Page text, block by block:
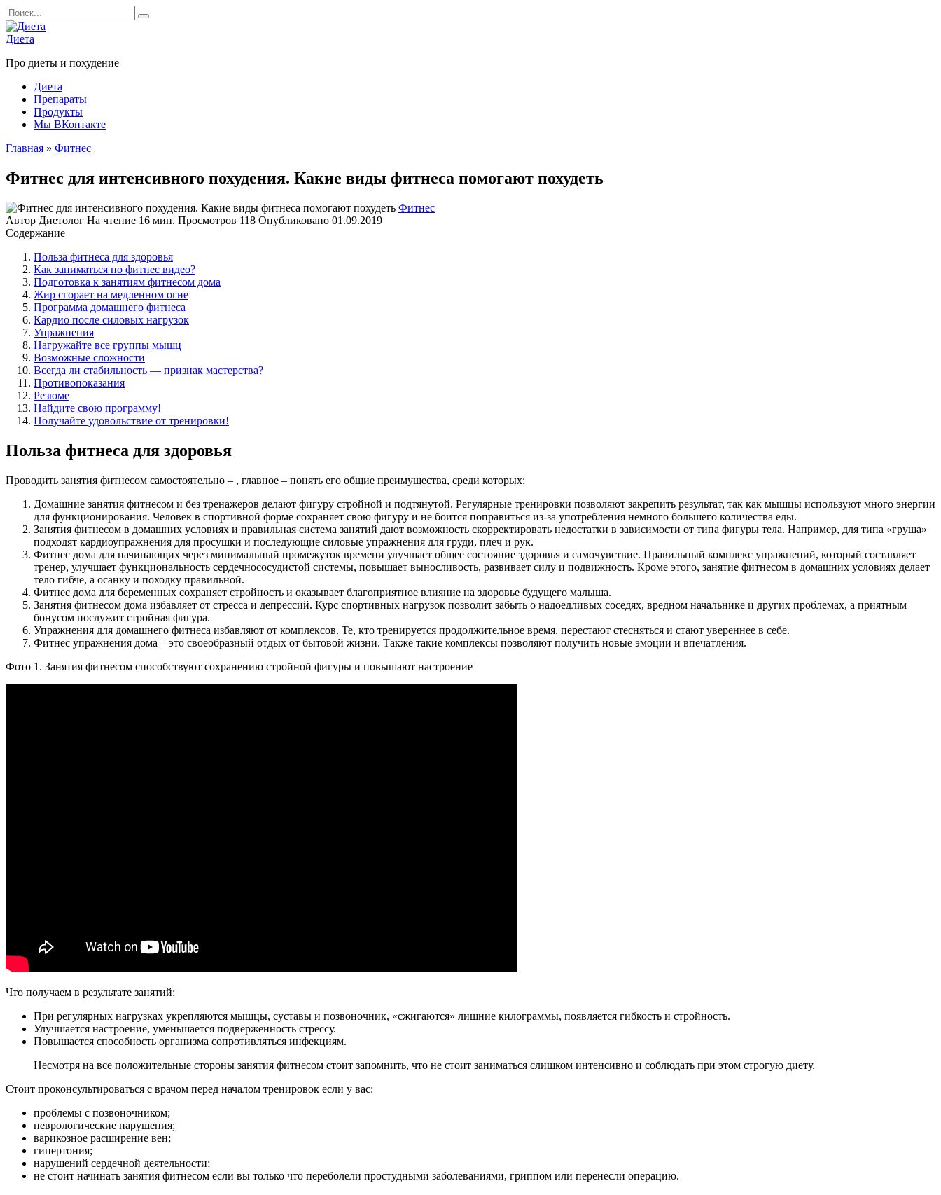
Перейти
к
содержанию
Search
for:
Диета
Про диеты и похудение
Диета
Препараты
Продукты
Мы ВКонтакте
Главная » Фитнес
Фитнес для интенсивного похудения. Какие виды фитнеса помогают похудеть
Фитнес
Автор Диетолог На чтение 16 мин. Просмотров 118 Опубликовано 01.09.2019
Содержание
Польза фитнеса для здоровья
Как заниматься по фитнес видео?
Подготовка к занятиям фитнесом дома
Жир сгорает на медленном огне
Программа домашнего фитнеса
Кардио после силовых нагрузок
Упражнения
Нагружайте все группы мышц
Возможные сложности
Всегда ли стабильность — признак мастерства?
Противопоказания
Резюме
Найдите свою программу!
Получайте удовольствие от тренировки!
Польза фитнеса для здоровья
Проводить занятия фитнесом самостоятельно – , главное – понять его общие преимущества, среди которых:
Домашние занятия фитнесом и без тренажеров делают фигуру стройной и подтянутой. Регулярные тренировки позволяют закрепить результат, так как мышцы используют много энергии
для функционирования. Человек в спортивной форме сохраняет свою фигуру и не боится поправиться из-за употребления немного большего количества еды.
Занятия фитнесом в домашних условиях и правильная система занятий дают возможность скорректировать недостатки в зависимости от типа фигуры тела. Например, для типа «груша»
подходят кардиоупражнения для просушки и последующие силовые упражнения для груди, плеч и рук.
Фитнес дома для начинающих через минимальный промежуток времени улучшает общее состояние здоровья и самочувствие. Правильный комплекс упражнений, который составляет
тренер, улучшает функциональность сердечнососудистой системы, повышает выносливость, развивает силу и подвижность. Кроме этого, занятие фитнесом в домашних условиях делает
тело гибче, а осанку и походку правильной.
Фитнес дома для беременных сохраняет стройность и оказывает благоприятное влияние на здоровье будущего малыша.
Занятия фитнесом дома избавляет от стресса и депрессий. Курс спортивных нагрузок позволит забыть о надоедливых соседях, вредном начальнике и других проблемах, а приятным
бонусом послужит стройная фигура.
Упражнения для домашнего фитнеса избавляют от комплексов. Те, кто тренируется продолжительное время, перестают стесняться и стают увереннее в себе.
Фитнес упражнения дома – это своеобразный отдых от бытовой жизни. Также такие комплексы позволяют получить новые эмоции и впечатления.
Фото 1. Занятия фитнесом способствуют сохранению стройной фигуры и повышают настроение
Что получаем в результате занятий:
При регулярных нагрузках укрепляются мышцы, суставы и позвоночник, «сжигаются» лишние килограммы, появляется гибкость и стройность.
Улучшается настроение, уменьшается подверженность стрессу.
Повышается способность организма сопротивляться инфекциям.
Несмотря на все положительные стороны занятия фитнесом стоит запомнить, что не стоит заниматься слишком интенсивно и соблюдать при этом строгую диету.
Стоит проконсультироваться с врачом перед началом тренировок если у вас:
проблемы с позвоночником;
неврологические нарушения;
варикозное расширение вен;
гипертония;
нарушений сердечной деятельности;
не стоит начинать занятия фитнесом если вы только что переболели простудными заболеваниями, гриппом или перенесли операцию.